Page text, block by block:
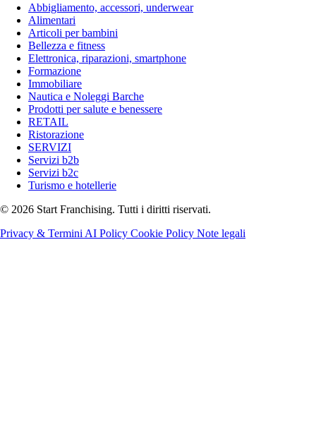
Abbigliamento, accessori, underwear
Alimentari
Articoli per bambini
Bellezza e fitness
Elettronica, riparazioni, smartphone
Formazione
Immobiliare
Nautica e Noleggi Barche
Prodotti per salute e benessere
RETAIL
Ristorazione
SERVIZI
Servizi b2b
Servizi b2c
Turismo e hotellerie
© 2026 Start Franchising. Tutti i diritti riservati.
Privacy & Termini AI Policy Cookie Policy Note legali